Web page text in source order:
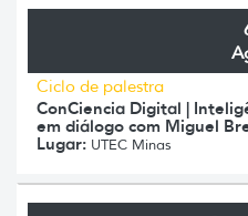
Ciclo de palestra
ConCiencia Digital |
em diálogo com Miguel
Lugar: UTEC Minas